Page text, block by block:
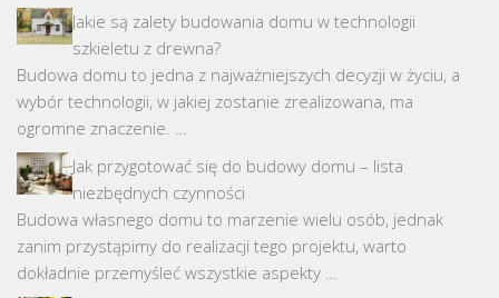
Jakie są zalety budowania domu w technologii
szkieletu z drewna?
Budowa domu to jedna z najważniejszych decyzji w życiu, a
wybór technologii, w jakiej zostanie zrealizowana, ma
ogromne znaczenie. …
Jak przygotować się do budowy domu – lista
niezbędnych czynności
Budowa własnego domu to marzenie wielu osób, jednak
zanim przystąpimy do realizacji tego projektu, warto
dokładnie przemyśleć wszystkie aspekty …